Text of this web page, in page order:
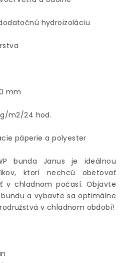
hydroizoláciu
mm
g/m2/24 hod.
páperie a polyester
bunda Janus je ideálnou
ktorí nechcú obetovať
v chladnom počasí. Objavte
a vybavte sa optimálne
v chladnom období!